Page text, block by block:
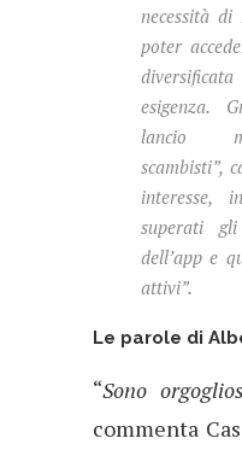
necessità
poter
esigenza.
lancio
scambisti”,
interesse,
superati
dell’app e
attivi”.
Le parole di
“Sono
commenta